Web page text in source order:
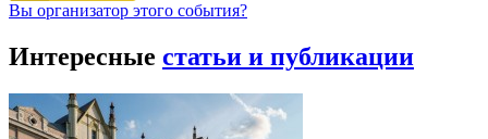
Вы организатор этого события?
Интересные статьи и публикации